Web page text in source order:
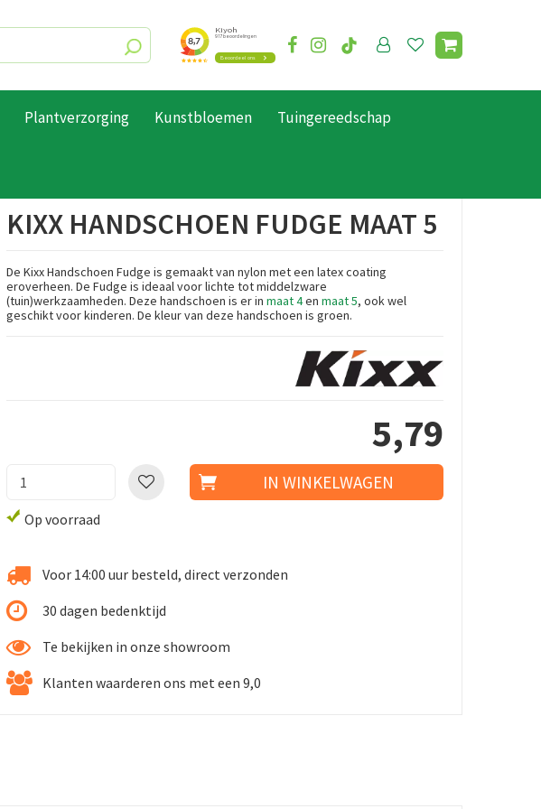
Plantverzorging Kunstbloemen Tuingereedschap
KIXX HANDSCHOEN FUDGE MAAT 5
De Kixx Handschoen Fudge is gemaakt van nylon met een latex coating
eroverheen. De Fudge is ideaal voor lichte tot middelzware
(tuin)werkzaamheden. Deze handschoen is er in maat 4en maat 5, ook wel
geschikt voor kinderen. De kleur van deze handschoen is groen.
5,79
Op voorraad
Voor 14:00 uur besteld, direct verzonden
30 dagen bedenktijd
Te bekijken in onze showroom
Klanten waarderen ons met een 9,0